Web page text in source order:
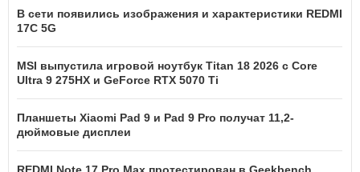
В сети появились изображения и характеристики REDMI
17C 5G
MSI выпустила игровой ноутбук Titan 18 2026 с Core
Ultra 9 275HX и GeForce RTX 5070 Ti
Планшеты Xiaomi Pad 9 и Pad 9 Pro получат 11,2-
дюймовые дисплеи
REDMI Note 17 Pro Max протестирован в Geekbench